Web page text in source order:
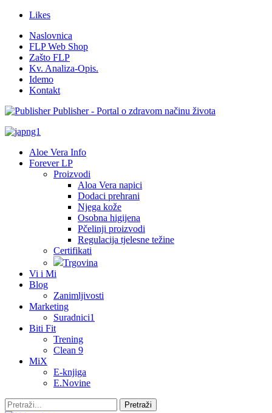
Likes
Naslovnica
FLP Web Shop
Zašto FLP
Kv. Analiza-Opis.
Idemo
Kontakt
Publisher - Portal o zdravom načinu života
Aloe Vera Info
Forever LP
Proizvodi
Aloa Vera napici
Dodaci prehrani
Njega kože
Osobna higijena
Pčelinji proizvodi
Regulacija tjelesne težine
Certifikati
Trgovina
Vi i Mi
Blog
Zanimljivosti
Marketing
Suradnici1
Biti Fit
Trening
Clean 9
MiX
E-knjiga
E.Novine